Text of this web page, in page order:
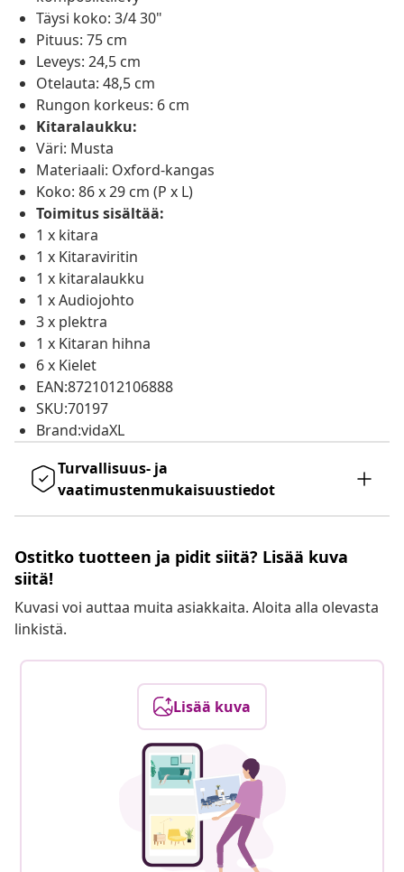
Täysi koko: 3/4 30"
Pituus: 75 cm
Leveys: 24,5 cm
Otelauta: 48,5 cm
Rungon korkeus: 6 cm
Kitaralaukku:
Väri: Musta
Materiaali: Oxford-kangas
Koko: 86 x 29 cm (P x L)
Toimitus sisältää:
1 x kitara
1 x Kitaraviritin
1 x kitaralaukku
1 x Audiojohto
3 x plektra
1 x Kitaran hihna
6 x Kielet
EAN:8721012106888
SKU:70197
Brand:vidaXL
Turvallisuus- ja
vaatimustenmukaisuustiedot
Ostitko tuotteen ja pidit siitä? Lisää kuva
siitä!
Kuvasi voi auttaa muita asiakkaita. Aloita alla olevasta
linkistä.
Lisää kuva